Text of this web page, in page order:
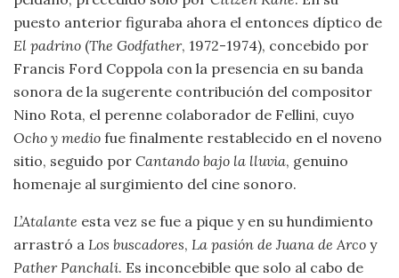
puesto anterior figuraba ahora el entonces díptico de
El padrino (The Godfather, 1972-1974), concebido por
Francis Ford Coppola con la presencia en su banda
sonora de la sugerente contribución del compositor
Nino Rota, el perenne colaborador de Fellini, cuyo
Ocho y medio fue finalmente restablecido en el noveno
sitio, seguido por Cantando bajo la lluvia, genuino
homenaje al surgimiento del cine sonoro.
L’Atalante esta vez se fue a pique y en su hundimiento
arrastró a Los buscadores, La pasión de Juana de Arco y
Pather Panchali. Es inconcebible que solo al cabo de